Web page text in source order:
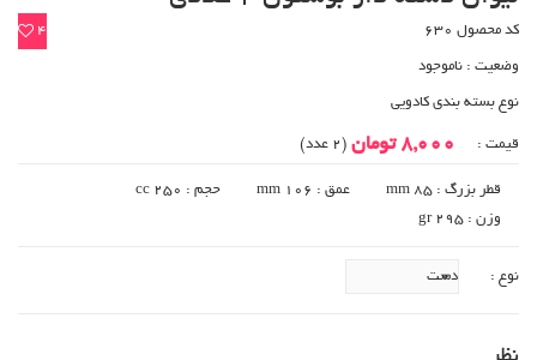
4 کد محصول 630
وضعیت : ناموجود
نوع بسته بندی کادویی
قیمت : 8,000 تومان (2 عدد)
قطر بزرگ : 85 mm عمق : 106 mm
حجم : 250 cc
وزن : 295 gr
نوع :